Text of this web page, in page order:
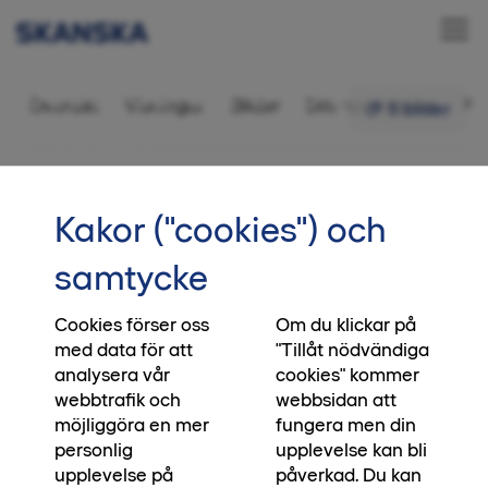
5 bilder
Bostadsrätt 3 rok,
Översikt Visningar Bilder Ditt nya kvarter
Vi skapar platser, du skapar
ögonblick
När du köper en bostad från oss, köper du direkt
från den som har byggt huset. Direkt från den
som har satt klimatmålen, direkt från den som
blandat betonggrunden och bestämt vilken
biologisk mångfald platsen ska bidra med. Ja, till
och med direkt från den som lägger asfalten
Kakor ("cookies") och
samtycke
Cookies förser oss
med data för att
analysera vår
webbtrafik och
möjliggöra en mer
personlig
upplevelse på
Om du klickar på
"Tillåt nödvändiga
cookies" kommer
webbsidan att
fungera men din
upplevelse kan bli
påverkad. Du kan